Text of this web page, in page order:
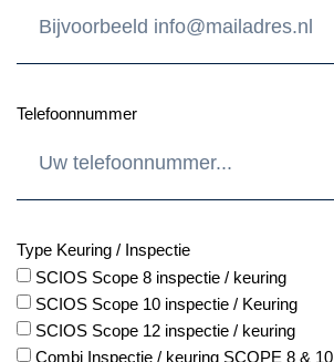
Telefoonnummer
Type Keuring / Inspectie
SCIOS Scope 8 inspectie / keuring
SCIOS Scope 10 inspectie / Keuring
SCIOS Scope 12 inspectie / keuring
Combi Inspectie / keuring SCOPE 8 & 10